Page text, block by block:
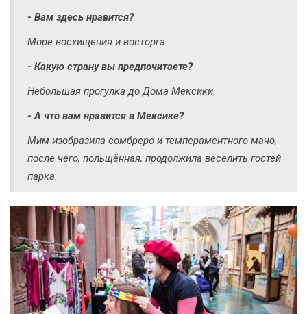
- Вам здесь нравится?
Море восхищения и восторга.
- Какую страну вы предпочитаете?
Небольшая прогулка до Дома Мексики.
- А что вам нравится в Мексике?
Мим изобразила сомбреро и темпераментного мачо,
после чего, польщённая, продолжила веселить гостей
парка.